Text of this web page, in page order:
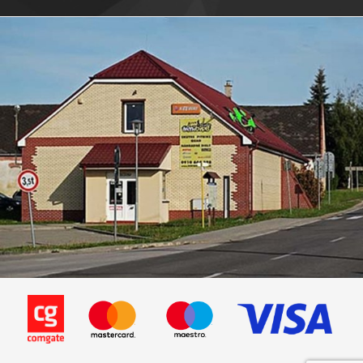
Tank-Urban 50 4T
Xinling-XL50QT-B
Xintian (Kinroad)-XT50QT
Zhongyu-ZY50QT-7
Zongshen-ZS50QT-4 (Cab 50)
BT25001